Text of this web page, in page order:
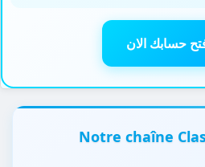
حسابك الان
Notre chaîne